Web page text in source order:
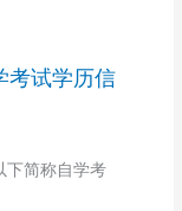
考试学历信
下简称自学考